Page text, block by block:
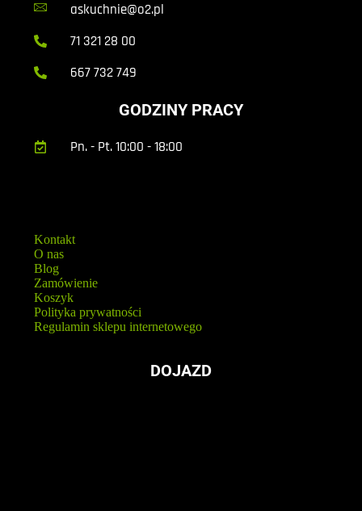
askuchnie@o2.pl
71 321 28 00
667 732 749
GODZINY PRACY
Pn. - Pt. 10:00 - 18:00
Kontakt
O nas
Blog
Zamówienie
Koszyk
Polityka prywatności
Regulamin sklepu internetowego
DOJAZD